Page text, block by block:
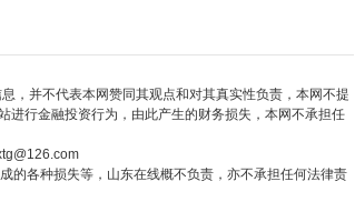
，并不代表本网赞同其观点和对其真实性负责，本网不提
进行金融投资行为，由此产生的财务损失，本网不承担任
的各种损失等，山东在线概不负责，亦不承担任何法律责